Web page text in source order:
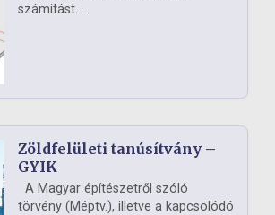
számítást. ...
Zöldfelületi tanúsítvány –
GYIK
A Magyar építészetről szóló
törvény (Méptv.), illetve a kapcsolódó